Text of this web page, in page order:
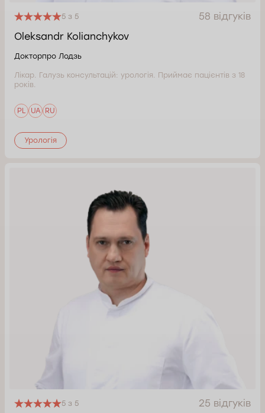
5 з 5
58 відгуків
Oleksandr Kolianchykov
Докторпро Лодзь
Лікар. Галузь консультацій: урологія. Приймає пацієнтів з 18
років.
PL UA RU
Урологія
5 з 5
25 відгуків